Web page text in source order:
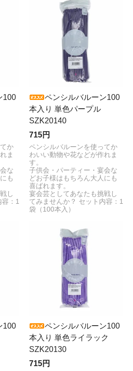
100
か
ま
な
も
し
：1
ペンシルバルーン100
本入り 単色パープル
SZK20140
715円
ペンシルバルーンを使ってか
わいい動物や花などが作れま
す。
子供会・パーティー・宴会な
どお子様はもちろん大人にも
喜ばれます。
宴会芸としてあなたも挑戦し
てみませんか？ セット内容：1
袋（100本入）
100
ペンシルバルーン100
本入り 単色ライラック
SZK20130
715円